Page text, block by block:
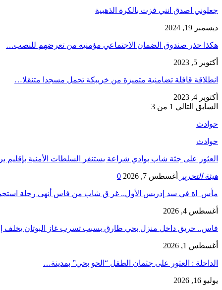
جعلوني اصدق انني فزت بالكرة الذهبية
ديسمبر 19, 2024
هكذا حذر صندوق الضمان الاجتماعي مؤمنيه من تعرضهم للنصب…
أكتوبر 5, 2023
انطلاقة قافلة تضامنية متميزة من خريبكة تحمل مسجدا متنقلا…
أكتوبر 4, 2023
السابق التالي 1 من 3
حوادث
حوادث
العثور على جثة شاب بوادي شراعة يستنفر السلطات الأمنية بإقليم
هيئة التحرير أغسطس 7, 2026 0
مأس_اة في سد إدريس الأول.. غر ق شاب من فاس أنهى رحلة
أغسطس 4, 2026
فاس.. حريق داخل منزل بحي طارق بسبب تسرب غاز البوتان يخلف
أغسطس 1, 2026
​الداخلة : العثور على جثمان الطفل “الحو بحي” بمدينة…
يوليو 16, 2026